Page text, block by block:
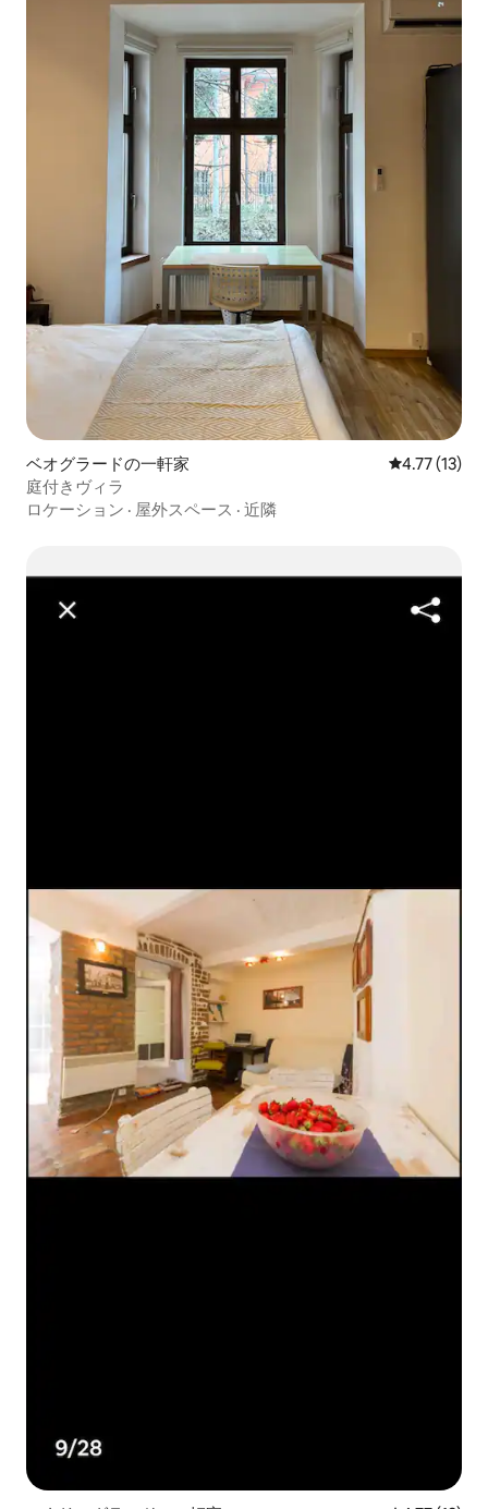
ベオグラードの一軒家 レビュー13
4.77 (13)
庭付きヴィラ
ロケーション · 屋外スペース · 近隣